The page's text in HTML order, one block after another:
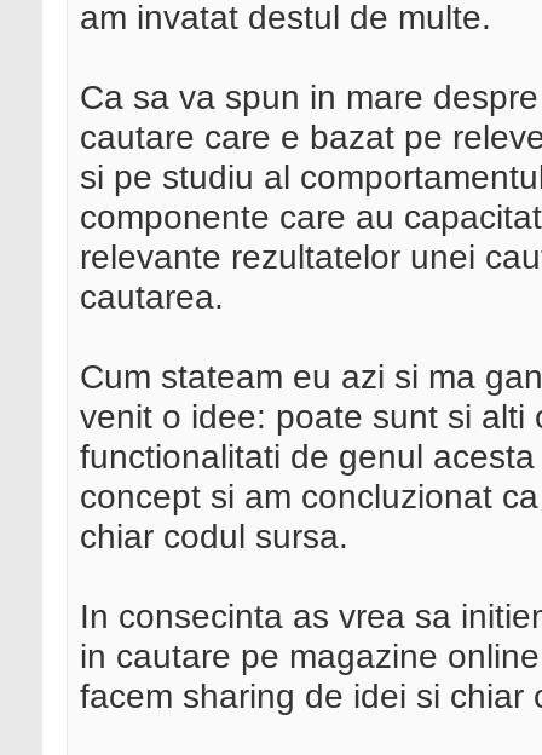
am invatat destul de multe.
Ca sa va spun in mare
cautare care e bazat pe
si pe studiu al
componente care au
relevante rezultatelor unei
cautarea.
Cum stateam eu azi si ma
venit o idee: poate sunt si
functionalitati de genul
concept si am concluzionat
chiar codul sursa.
In consecinta as vrea sa
in cautare pe magazine
facem sharing de idei si chiar